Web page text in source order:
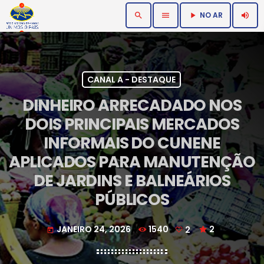
search menu play_arrow NO AR volume_up
CANAL A - DESTAQUE
DINHEIRO ARRECADADO NOS
DOIS PRINCIPAIS MERCADOS
INFORMAIS DO CUNENE
APLICADOS PARA MANUTENÇÃO
DE JARDINS E BALNEÁRIOS
PÚBLICOS
today JANEIRO 24, 2026 1540 2 2